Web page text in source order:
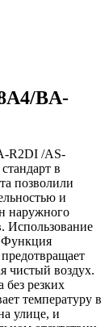
BA-
R2DI /AS-
в
позволили
и
наружного
Использование
Функция
чистый воздух.
без резких
температуру в
улице, и